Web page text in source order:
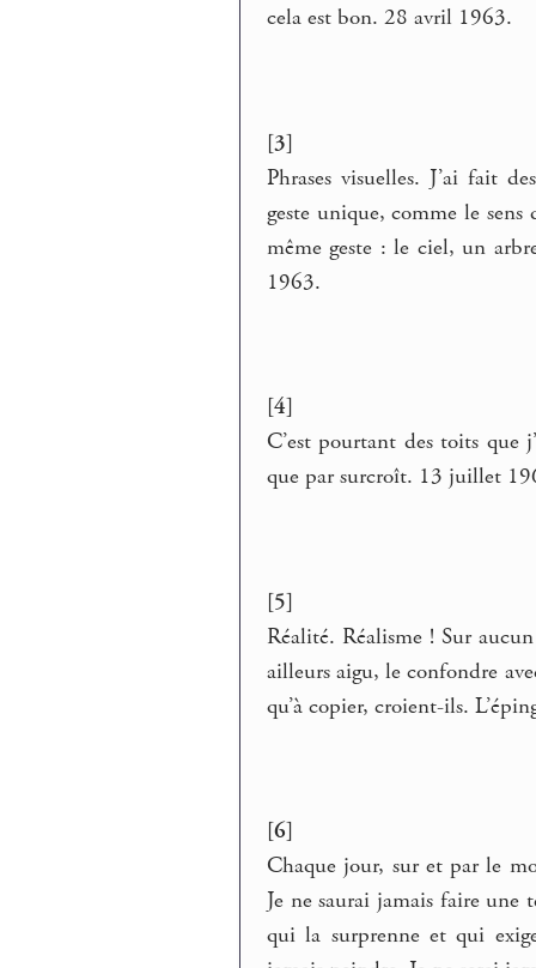
cela est bon. 28 avril 1963.
[3]
Phrases visuelles. J’ai fait
geste unique, comme le sens
même geste : le ciel, un
1963.
[4]
C’est pourtant des toits que
que par surcroît. 13 juillet
[5]
Réalité. Réalisme ! Sur
ailleurs aigu, le confondre
qu’à copier, croient-ils.
[6]
Chaque jour, sur et par le
Je ne saurai jamais faire
qui la surprenne et qui